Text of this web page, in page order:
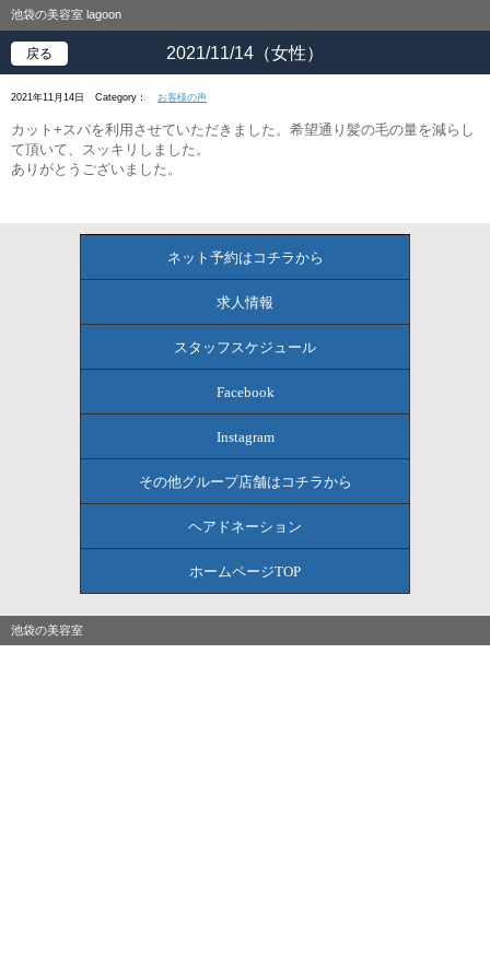
池袋の美容室 lagoon
2021/11/14（女性）
戻る
2021年11月14日 Category： お客様の声
カット+スパを利用させていただきました。希望通り髪の毛の量を減らし
て頂いて、スッキリしました。
ありがとうございました。
ネット予約はコチラから
求人情報
スタッフスケジュール
Facebook
Instagram
その他グループ店舗はコチラから
ヘアドネーション
ホームページTOP
池袋の美容室